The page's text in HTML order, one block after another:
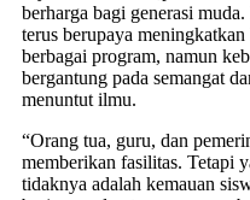
berharga bagi generasi
terus berupaya
berbagai program, namun
bergantung pada semangat
menuntut ilmu.
“Orang tua, guru, dan
memberikan fasilitas. Tetapi
tidaknya adalah kemauan